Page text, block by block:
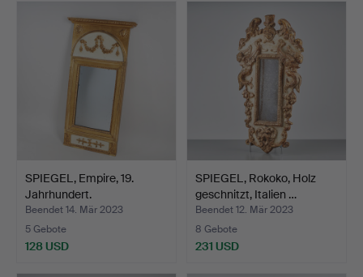
SPIEGEL, Empire, 19.
Jahrhundert.
Beendet 14. Mär 2023
5 Gebote
128 USD
SPIEGEL, Rokoko, Holz
geschnitzt, Italien …
Beendet 12. Mär 2023
8 Gebote
231 USD